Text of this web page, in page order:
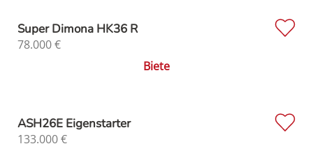
Super Dimona HK36 R
78.000€
Biete
ASH26E Eigenstarter
133.000€